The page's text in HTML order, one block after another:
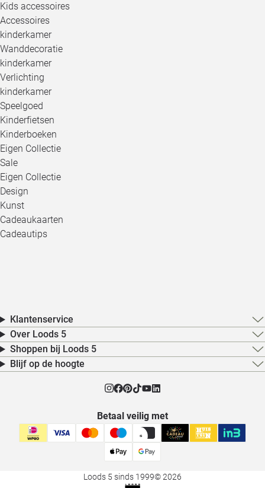
Kids accessoires
Accessoires
kinderkamer
Wanddecoratie
kinderkamer
Verlichting
kinderkamer
Speelgoed
Kinderfietsen
Kinderboeken
Eigen Collectie
Sale
Eigen Collectie
Design
Kunst
Cadeaukaarten
Cadeautips
Klantenservice
Over Loods 5
Shoppen bij Loods 5
Blijf op de hoogte
Betaal veilig met
Loods 5 sinds 1999© 2026